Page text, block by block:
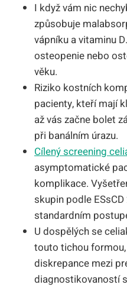
I když vám nic
způsobuje
vápníku a vitaminu
osteopenie nebo
věku.
Riziko kostních
pacienty, kteří mají
až vás začne bolet
při banálním úrazu.
Cílený screening
asymptomatické
komplikace.
skupin podle
standardním
U dospělých se
touto tichou
diskrepance mezi
diagnostikovaností